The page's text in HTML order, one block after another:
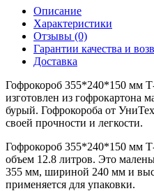
Описание
Характеристики
Отзывы (0)
Гарантии качества и
Доставка
Гофрокороб 355*240*150 мм
изготовлен из гофрокартона
бурый. Гофрокороба от
своей прочности и легкости.
Гофрокороб 355*240*150 мм
объем 12.8 литров. Это
355 мм, шириной 240 мм и
применяется для упаковки.